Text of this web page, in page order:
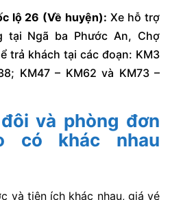
lộ 26 (Về huyện): Xe hỗ trợ
tại Ngã ba Phước An, Chợ
trả khách tại các đoạn: KM3
KM47 – KM62 và KM73 –
và phòng đơn
có khác nhau
và tiện ích khác nhau, giá vé